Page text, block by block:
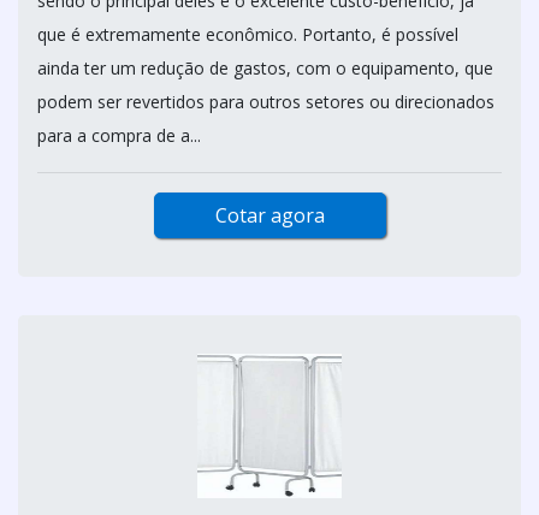
que é extremamente econômico. Portanto, é possível
ainda ter um redução de gastos, com o equipamento, que
podem ser revertidos para outros setores ou direcionados
para a compra de a...
Cotar agora